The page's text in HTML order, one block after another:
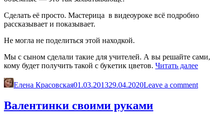
Сделать её просто. Мастерица в видеоуроке всё подробно
рассказывает и показывает.
Не могла не поделиться этой находкой.
Мы с сыном сделали такие для учителей. А вы решайте сами,
кому будет получить такой с букетик цветов. Читать далее
Елена Красовская01.03.201329.04.2020Leave a comment
Валентинки своими руками